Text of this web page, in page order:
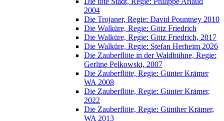
2004
Die Trojaner, Regie: David Pountney 2010
Die Walküre, Regie: Götz Friedrich
Die Walküre, Regie: Götz Friedrich, 2017
Die Walküre, Regie: Stefan Herheim 2026
Die Zauberflöte in der Waldbühne, Regie:
Gerline Pelkowski, 2007
Die Zauberflöte, Regie: Günter Krämer
WA 2008
Die Zauberflöte, Regie: Günter Krämer,
2022
Die Zauberflöte, Regie: Günther Krämer,
WA 2013